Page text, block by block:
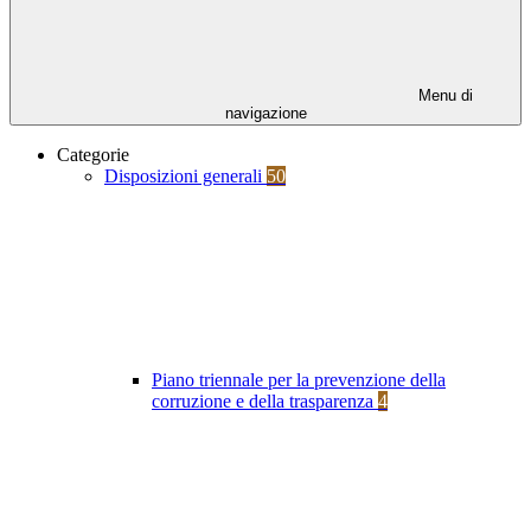
Menu di
navigazione
Categorie
Disposizioni generali 50
Piano triennale per la prevenzione della
corruzione e della trasparenza 4